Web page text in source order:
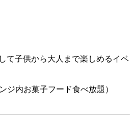
て子供から大人まで楽しめるイベ
ジ内お菓子フード食べ放題）